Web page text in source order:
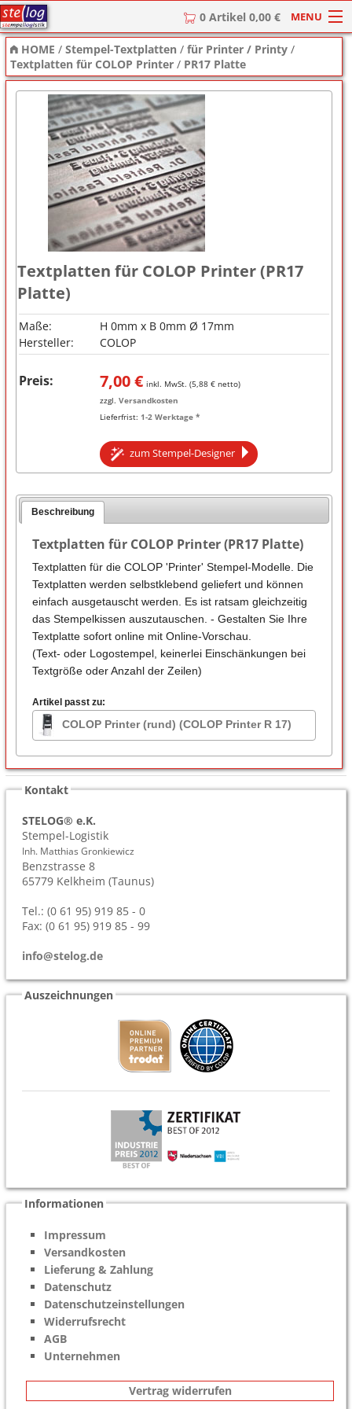
0 Artikel 0,00 € MENU
HOME
Stempel
Stempel-Textplatten
Stempelzubehör
HOME /Stempel-Textplatten /für Printer / Printy /
Textplatten für COLOP Printer / PR17 Platte
Textplatten für COLOP Printer (PR17
Platte)
Maße:
H 0mm x B 0mm Ø 17mm
Hersteller:
COLOP
Preis: 7,00€ inkl. MwSt. (5,88€ netto)
zzgl. Versandkosten
Lieferfrist: 1-2 Werktage *
zum Stempel-Designer
Beschreibung
Textplatten für COLOP Printer (PR17 Platte)
Textplatten für die COLOP 'Printer' Stempel-Modelle. Die
Textplatten werden selbstklebend geliefert und können
einfach ausgetauscht werden. Es ist ratsam gleichzeitig
das Stempelkissen auszutauschen. - Gestalten Sie Ihre
Textplatte sofort online mit Online-Vorschau.
(Text- oder Logostempel, keinerlei Einschänkungen bei
Textgröße oder Anzahl der Zeilen)
Artikel passt zu:
COLOP Printer (rund) (COLOP Printer R 17)
Kontakt
STELOG® e.K.
Stempel-Logistik
Inh. Matthias Gronkiewicz
Benzstrasse 8
65779 Kelkheim (Taunus)
Tel.: (0 61 95) 919 85 - 0
Fax: (0 61 95) 919 85 - 99
info@stelog.de
Auszeichnungen
Informationen
Impressum
Versandkosten
Lieferung & Zahlung
Datenschutz
Datenschutzeinstellungen
Widerrufsrecht
AGB
Unternehmen
Vertrag widerrufen